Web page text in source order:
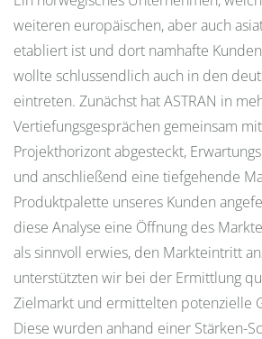
weiteren europäischen, aber auch
etabliert ist und dort namhafte
wollte schlussendlich auch in den
eintreten. Zunächst hat ASTRAN in
Vertiefungsgesprächen gemeinsam
Projekthorizont abgesteckt,
und anschließend eine tiefgehende
Produktpalette unseres Kunden
diese Analyse eine Öffnung des
als sinnvoll erwies, den Markteintritt
unterstützten wir bei der Ermittlung
Zielmarkt und ermittelten potenzielle
Diese wurden anhand einer Stärken-